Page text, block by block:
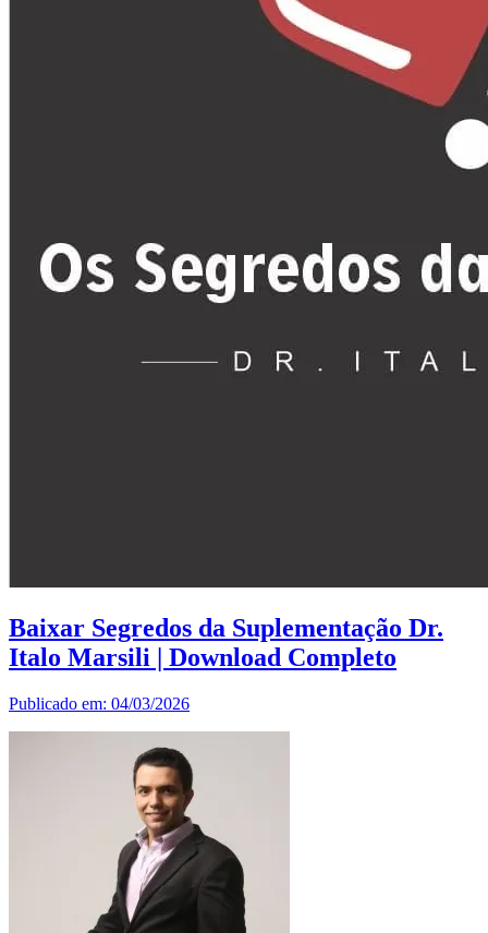
Baixar Segredos da Suplementação Dr.
Italo Marsili | Download Completo
Publicado em: 04/03/2026